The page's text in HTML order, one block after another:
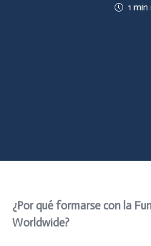
1 min
¿Por qué formarse con la
Worldwide?